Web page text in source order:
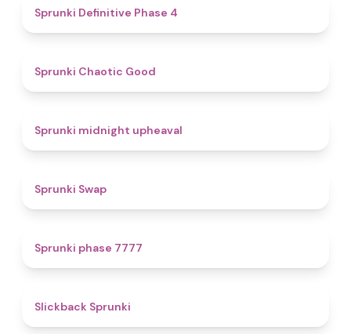
Sprunki Definitive Phase 4
Sprunki Chaotic Good
Sprunki midnight upheaval
Sprunki Swap
Sprunki phase 7777
Slickback Sprunki